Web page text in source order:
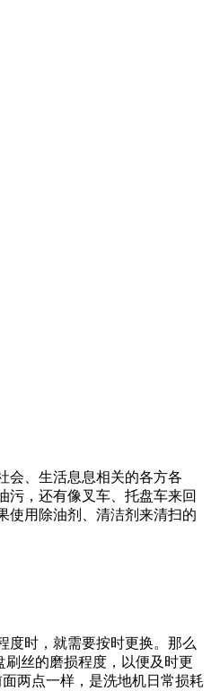
会、生活息息相关的各方各
污，还有像叉车、托盘车来回
使用除油剂、清洁剂来清扫的
度时，就需要按时更换。那么
丝的磨损程度，以便及时更
两点一样，是洗地机日常损耗